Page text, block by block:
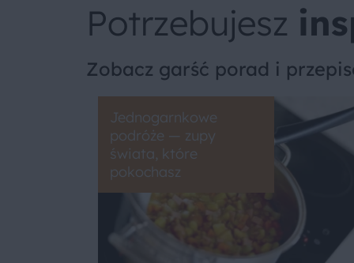
Potrzebujesz
Zobacz garść porad i
Jednogarnkowe
podróże — zupy
świata, które
pokochasz